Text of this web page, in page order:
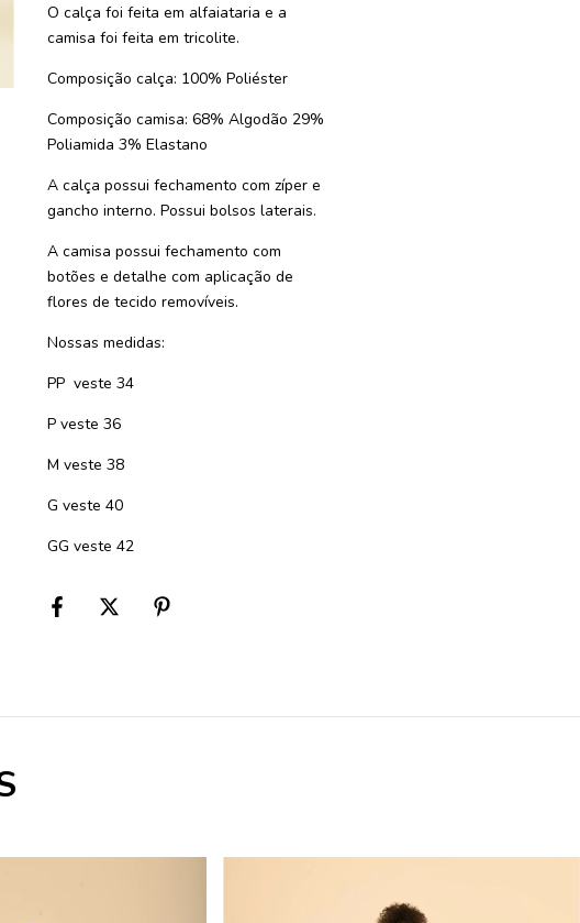
O calça foi feita em alfaiataria e a
camisa foi feita em tricolite.
Composição calça: 100% Poliéster
Composição camisa: 68% Algodão 29%
Poliamida 3% Elastano
A calça possui fechamento com zíper e
gancho interno. Possui bolsos laterais.
A camisa possui fechamento com
botões e detalhe com aplicação de
flores de tecido removíveis.
Nossas medidas:
PP veste 34
P veste 36
M veste 38
G veste 40
GG veste 42